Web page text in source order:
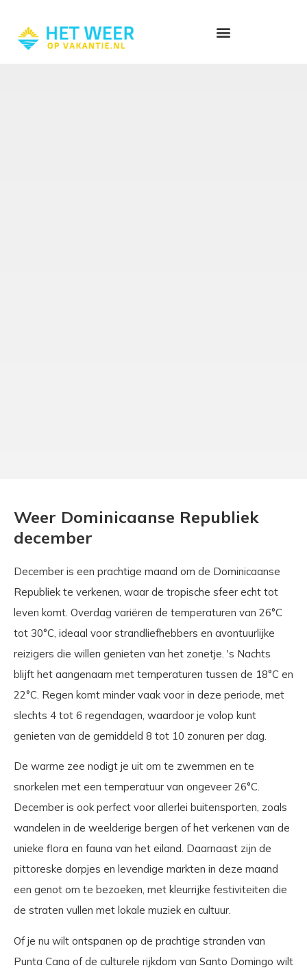
Weer Dominicaanse Republiek
december
December is een prachtige maand om de Dominicaanse
Republiek te verkenen, waar de tropische sfeer echt tot
leven komt. Overdag variëren de temperaturen van 26°C
tot 30°C, ideaal voor strandliefhebbers en avontuurlijke
reizigers die willen genieten van het zonetje. 's Nachts
blijft het aangenaam met temperaturen tussen de 18°C en
22°C. Regen komt minder vaak voor in deze periode, met
slechts 4 tot 6 regendagen, waardoor je volop kunt
genieten van de gemiddeld 8 tot 10 zonuren per dag.
De warme zee nodigt je uit om te zwemmen en te
snorkelen met een temperatuur van ongeveer 26°C.
December is ook perfect voor allerlei buitensporten, zoals
wandelen in de weelderige bergen of het verkenen van de
unieke flora en fauna van het eiland. Daarnaast zijn de
pittoreske dorpjes en levendige markten in deze maand
een genot om te bezoeken, met kleurrijke festiviteiten die
de straten vullen met lokale muziek en cultuur.
Of je nu wilt ontspanen op de prachtige stranden van
Punta Cana of de culturele rijkdom van Santo Domingo wilt